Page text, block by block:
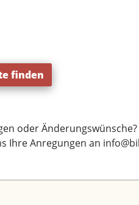
finden
oder Änderungswünsche?
Ihre Anregungen an